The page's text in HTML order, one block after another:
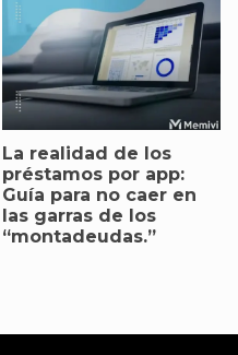
La realidad de los
préstamos por app:
Guía para no caer en
las garras de los
“montadeudas.”